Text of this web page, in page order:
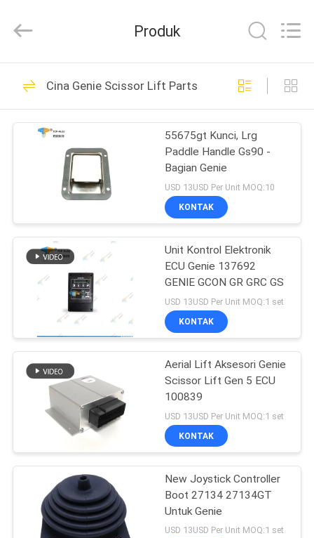
RUMAH
PRODUK
KAMI
PABRIK
KONTROL
KUALITAS
HUBUNGI
PERMINTAAN
PENAWARAN
Developed
Kontrol Angkat
Udara
51
Kotak Kontrol
Angkat Gunting
77
Pengontrol Joystick
Sumbu
53
15
Produk
Cina Genie Scissor Lift Parts
55675gt Kunci, Lrg
Paddle Handle Gs90 -
Bagian Genie
USD 13USD Per Unit MOQ:10
KONTAK
Unit Kontrol Elektronik
ECU Genie 137692
GENIE GCON GR GRC GS
USD 13USD Per Unit MOQ:1 set
KONTAK
Aerial Lift Aksesori Genie
Scissor Lift Gen 5 ECU
100839
USD 13USD Per Unit MOQ:1 set
KONTAK
New Joystick Controller
Boot 27134 27134GT
Untuk Genie
USD 13USD Per Unit MOQ:1 set